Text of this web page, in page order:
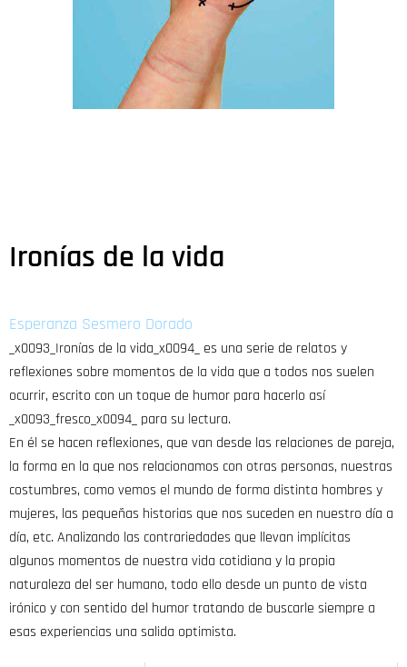
Ironías de la vida
Esperanza Sesmero Dorado
_x0093_Ironías de la vida_x0094_ es una serie de relatos y
reflexiones sobre momentos de la vida que a todos nos suelen
ocurrir, escrito con un toque de humor para hacerlo así
_x0093_fresco_x0094_ para su lectura.
En él se hacen reflexiones, que van desde las relaciones de pareja,
la forma en la que nos relacionamos con otras personas, nuestras
costumbres, como vemos el mundo de forma distinta hombres y
mujeres, las pequeñas historias que nos suceden en nuestro día a
día, etc. Analizando las contrariedades que llevan implícitas
algunos momentos de nuestra vida cotidiana y la propia
naturaleza del ser humano, todo ello desde un punto de vista
irónico y con sentido del humor tratando de buscarle siempre a
esas experiencias una salida optimista.